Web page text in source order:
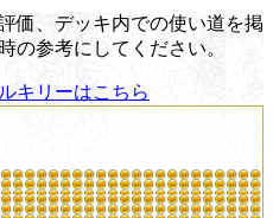
価、デッキ内での使い道を掲
の参考にしてください。
キリーはこちら